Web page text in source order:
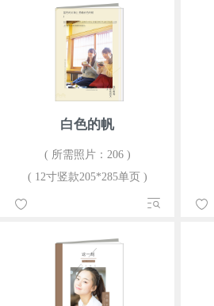
白色的帆
( 所需照片：206 )
( 12寸竖款205*285单页 )